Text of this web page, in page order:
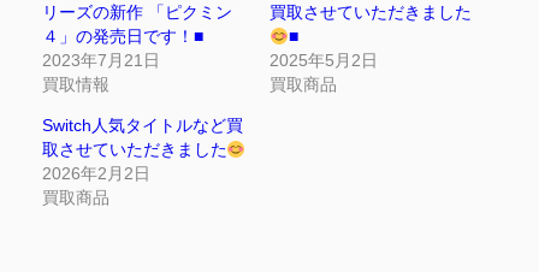
リーズの新作 「ピクミン
４」の発売日です！■
2023年7月21日
買取情報
買取させていただきました
■
2025年5月2日
買取商品
Switch人気タイトルなど買
取させていただきました
2026年2月2日
買取商品